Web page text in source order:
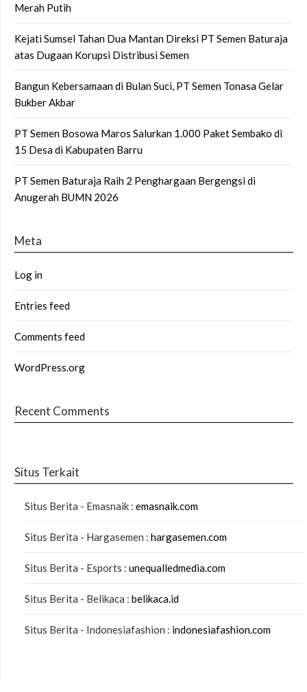
Merah Putih
Kejati Sumsel Tahan Dua Mantan Direksi PT Semen Baturaja
atas Dugaan Korupsi Distribusi Semen
Bangun Kebersamaan di Bulan Suci, PT Semen Tonasa Gelar
Bukber Akbar
PT Semen Bosowa Maros Salurkan 1.000 Paket Sembako di
15 Desa di Kabupaten Barru
PT Semen Baturaja Raih 2 Penghargaan Bergengsi di
Anugerah BUMN 2026
Meta
Log in
Entries feed
Comments feed
WordPress.org
Recent Comments
Situs Terkait
Situs Berita - Emasnaik : emasnaik.com
Situs Berita - Hargasemen : hargasemen.com
Situs Berita - Esports : unequalledmedia.com
Situs Berita - Belikaca : belikaca.id
Situs Berita - Indonesiafashion : indonesiafashion.com